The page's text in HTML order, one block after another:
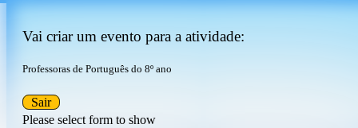
Vai criar um evento para a atividade:
Professoras de Português do 8º ano
Please select form to show
Sair